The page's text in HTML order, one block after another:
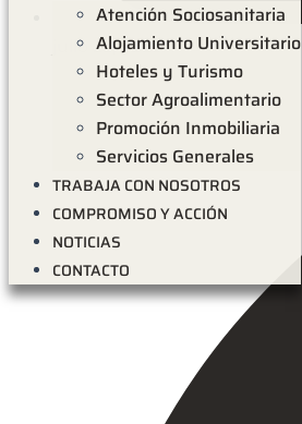
Atención Sociosanitaria
Alojamiento Universitario
Hoteles y Turismo
Sector Agroalimentario
Promoción Inmobiliaria
Servicios Generales
TRABAJA CON NOSOTROS
COMPROMISO Y ACCIÓN
NOTICIAS
CONTACTO
julio 23, 2025